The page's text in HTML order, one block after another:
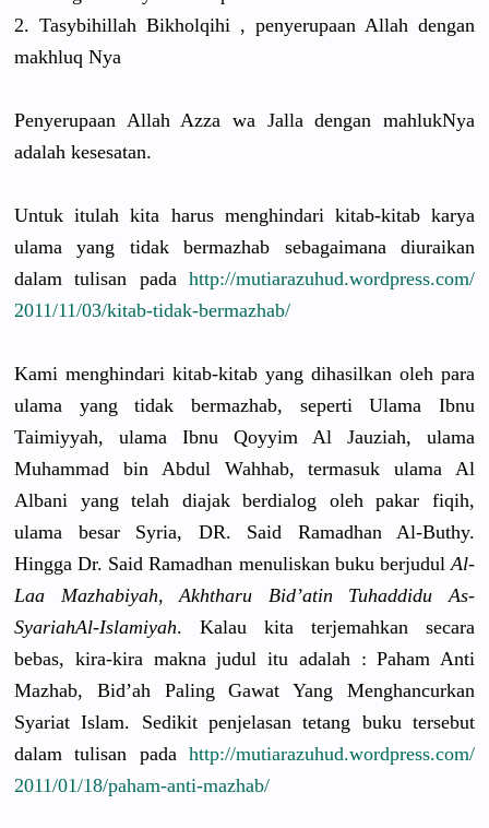
2. Tasybihillah Bikholqihi , penyerupaan Allah dengan
makhluq Nya
Penyerupaan Allah Azza wa Jalla dengan mahlukNya
adalah kesesatan.
Untuk itulah kita harus menghindari kitab-kitab karya
ulama yang tidak bermazhab sebagaimana diuraikan
dalam tulisan pada http://mutiarazuhud.wordpress.com/
2011/11/03/kitab-tidak-bermazhab/
Kami menghindari kitab-kitab yang dihasilkan oleh para
ulama yang tidak bermazhab, seperti Ulama Ibnu
Taimiyyah, ulama Ibnu Qoyyim Al Jauziah, ulama
Muhammad bin Abdul Wahhab, termasuk ulama Al
Albani yang telah diajak berdialog oleh pakar fiqih,
ulama besar Syria, DR. Said Ramadhan Al-Buthy.
Hingga Dr. Said Ramadhan menuliskan buku berjudulAl-
Laa Mazhabiyah, Akhtharu Bid’atin Tuhaddidu As-
SyariahAl-Islamiyah. Kalau kita terjemahkan secara
bebas, kira-kira makna judul itu adalah : Paham Anti
Mazhab, Bid’ah Paling Gawat Yang Menghancurkan
Syariat Islam. Sedikit penjelasan tetang buku tersebut
dalam tulisan pada http://mutiarazuhud.wordpress.com/
2011/01/18/paham-anti-mazhab/